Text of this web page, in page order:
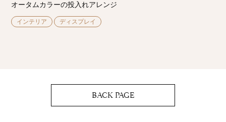
オータムカラーの投入れアレンジ
インテリア ディスプレイ
BACK PAGE